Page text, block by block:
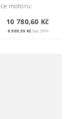
motoru:
10 780,60 Kč
8 909,59 Kč bez DPH